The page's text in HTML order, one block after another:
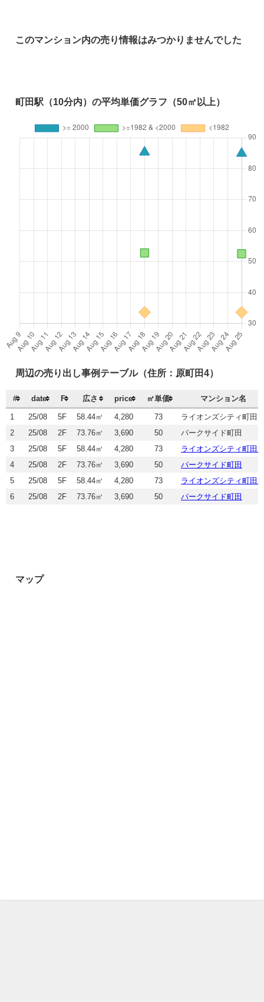
このマンション内の売り情報はみつかりませんでした
町田駅（10分内）の平均単価グラフ（50㎡以上）
周辺の売り出し事例テーブル（住所：原町田4）
# date F 広さ price ㎡単価 マンション名
1 25/08 5F 58.44㎡ 4,280 73 ライオンズシティ町田
2 25/08 2F 73.76㎡ 3,690 50 パークサイド町田
3 25/08 5F 58.44㎡ 4,280 73 ライオンズシティ町田
4 25/08 2F 73.76㎡ 3,690 50 パークサイド町田
5 25/08 5F 58.44㎡ 4,280 73 ライオンズシティ町田
6 25/08 2F 73.76㎡ 3,690 50 パークサイド町田
マップ